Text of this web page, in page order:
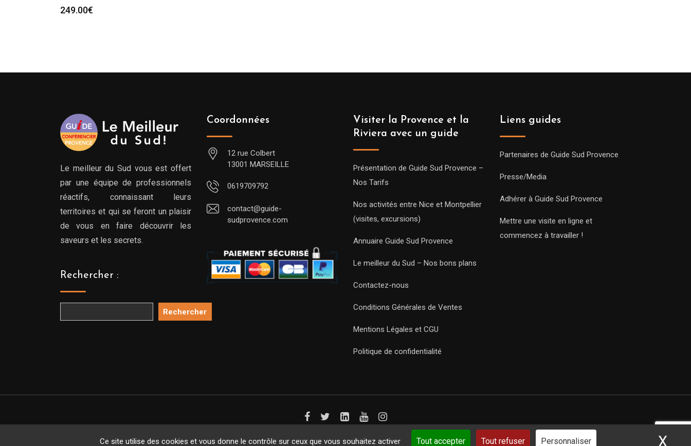
Ce site utilise des cookies et vous donne le contrôle sur ceux que vous souhaitez activer Tout accepter Tout refuser Personnaliser X
249.00€
Le meilleur du Sud vous est offert
par une équipe de professionnels
réactifs, connaissant leurs
territoires et qui se feront un plaisir
de vous en faire découvrir les
saveurs et les secrets.
Rechercher :
Rechercher
Coordonnées
12 rue Colbert
13001 MARSEILLE
0619709792
contact@guide-
sudprovence.com
Visiter la Provence et la
Riviera avec un guide
Présentation de Guide Sud Provence –
Nos Tarifs
Nos activités entre Nice et Montpellier
(visites, excursions)
Annuaire Guide Sud Provence
Le meilleur du Sud – Nos bons plans
Contactez-nous
Conditions Générales de Ventes
Mentions Légales et CGU
Politique de confidentialité
Liens guides
Partenaires de Guide Sud Provence
Presse/Media
Adhérer à Guide Sud Provence
Mettre une visite en ligne et
commencez à travailler !
Copyright Guides 2021. Tous droits réservés.Développement web sur mesurepar iSoluce